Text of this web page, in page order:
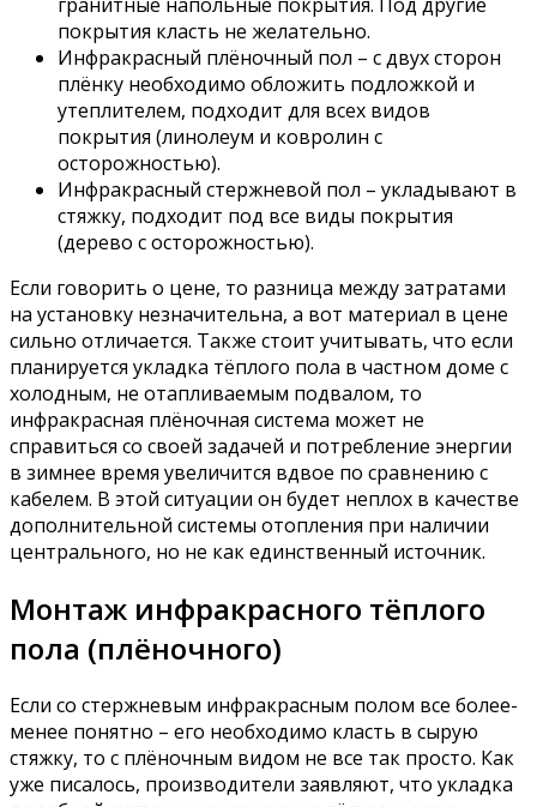
покрытия класть не желательно.
Инфракрасный плёночный пол – с двух сторон
плёнку необходимо обложить подложкой и
утеплителем, подходит для всех видов
покрытия (линолеум и ковролин с
осторожностью).
Инфракрасный стержневой пол – укладывают в
стяжку, подходит под все виды покрытия
(дерево с осторожностью).
Если говорить о цене, то разница между затратами
на установку незначительна, а вот материал в цене
сильно отличается. Также стоит учитывать, что если
планируется укладка тёплого пола в частном доме с
холодным, не отапливаемым подвалом, то
инфракрасная плёночная система может не
справиться со своей задачей и потребление энергии
в зимнее время увеличится вдвое по сравнению с
кабелем. В этой ситуации он будет неплох в качестве
дополнительной системы отопления при наличии
центрального, но не как единственный источник.
Монтаж инфракрасного тёплого
пола (плёночного)
Если со стержневым инфракрасным полом все более-
менее понятно – его необходимо класть в сырую
стяжку, то с плёночным видом не все так просто. Как
уже писалось, производители заявляют, что укладка